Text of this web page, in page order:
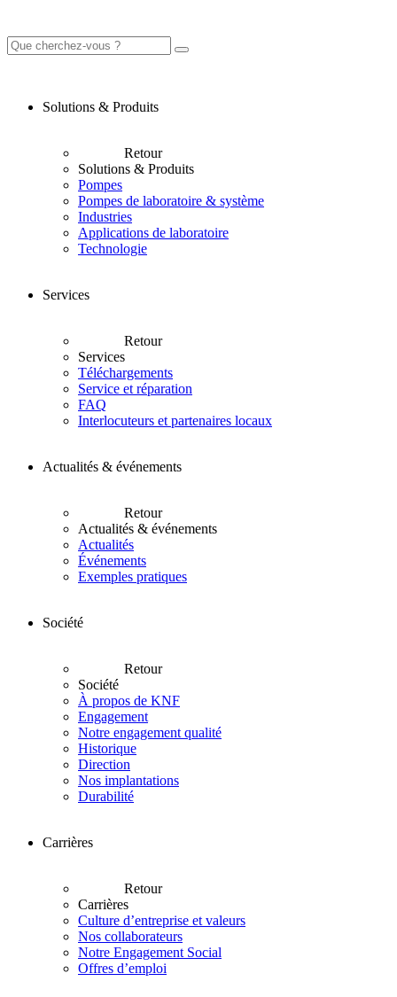
Solutions & Produits
Retour
Solutions & Produits
Pompes
Pompes de laboratoire & système
Industries
Applications de laboratoire
Technologie
Services
Retour
Services
Téléchargements
Service et réparation
FAQ
Interlocuteurs et partenaires locaux
Actualités & événements
Retour
Actualités & événements
Actualités
Événements
Exemples pratiques
Société
Retour
Société
À propos de KNF
Engagement
Notre engagement qualité
Historique
Direction
Nos implantations
Durabilité
Carrières
Retour
Carrières
Culture d’entreprise et valeurs
Nos collaborateurs
Notre Engagement Social
Offres d’emploi